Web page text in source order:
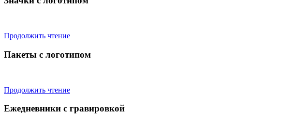
Продолжить чтение
Пакеты с логотипом
Продолжить чтение
Ежедневники с гравировкой